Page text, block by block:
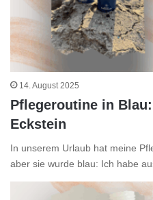
14. August 2025
Pflegeroutine in
Eckstein
In unserem Urlaub hat meine
aber sie wurde blau: Ich habe